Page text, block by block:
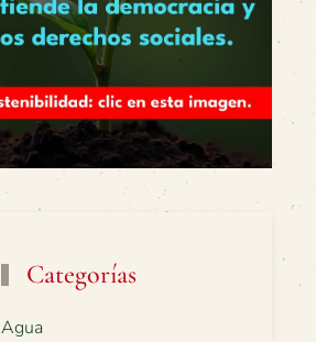
Categorías
Agua